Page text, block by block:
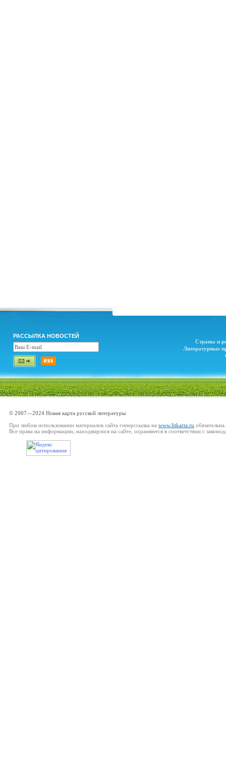
РАССЫЛКА НОВОСТЕЙ
Страны и
Литературные
© 2007—2024 Новая карта русской литературы
При любом использовании материалов сайта гиперссылка на www.litkarta.ru обязательна.
Все права на информацию, находящуюся на сайте, охраняются в соответствии с